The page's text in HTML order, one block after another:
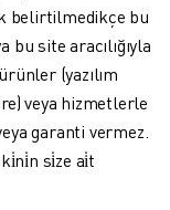
belirtilmedikçe bu
site aracılığıyla
(yazılım
veya hizmetlerle
garanti vermez.
si̇ze ai̇t